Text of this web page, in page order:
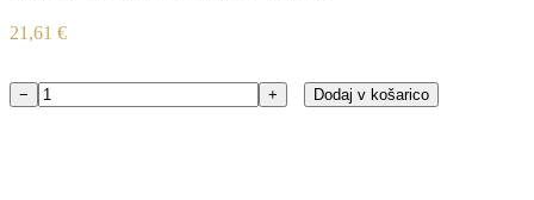
21,61 €
Filter
− + Dodaj v košarico